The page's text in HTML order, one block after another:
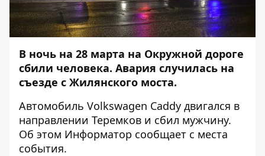
В ночь на 28 марта на Окружной дороге
сбили человека. Авария случилась на
съезде с Жилянского моста.
Автомобиль Volkswagen Caddy двигался в
направлении Теремков и сбил мужчину.
Об этом Информатор сообщает с места
события.